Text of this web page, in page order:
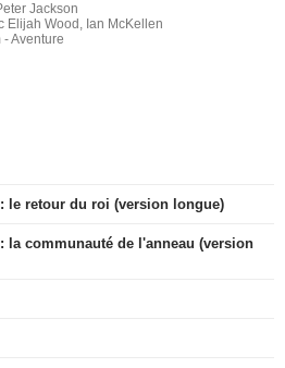
Jackson
Elijah Wood, Ian McKellen
- Aventure
le retour du roi (version longue)
la communauté de l'anneau (version